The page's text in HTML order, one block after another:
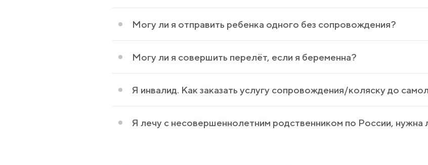
Могу ли я отправить ребенка одного без сопровождения?
Могу ли я совершить перелёт, если я беременна?
Я инвалид. Как заказать услугу сопровождения/коляску до
Я лечу с несовершеннолетним родственником по России, нужна